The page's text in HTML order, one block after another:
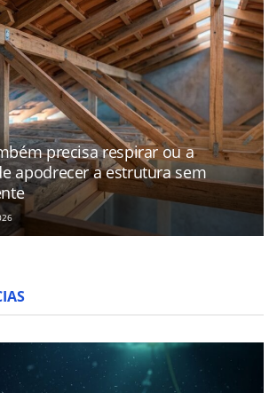
precisa respirar ou a
apodrecer a estrutura sem